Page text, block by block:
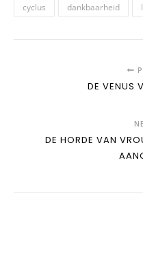
cyclus dankbaarheid
DE VENUS
DE HORDE VAN